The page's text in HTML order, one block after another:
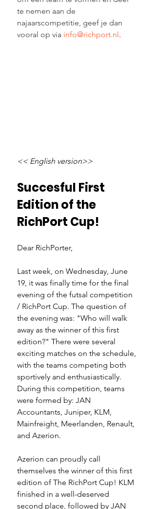
te nemen aan de
najaarscompetitie, geef je dan
vooral op via info@richport.nl.
<< English version>>
Succesful First
Edition of the
RichPort Cup!
Dear RichPorter,
Last week, on Wednesday, June
19, it was finally time for the final
evening of the futsal competition
/ RichPort Cup. The question of
the evening was: "Who will walk
away as the winner of this first
edition?" There were several
exciting matches on the schedule,
with the teams competing both
sportively and enthusiastically.
During this competition, teams
were formed by: JAN
Accountants, Juniper, KLM,
Mainfreight, Meerlanden, Renault,
and Azerion.
Azerion can proudly call
themselves the winner of this first
edition of The RichPort Cup! KLM
finished in a well-deserved
second place, followed by JAN